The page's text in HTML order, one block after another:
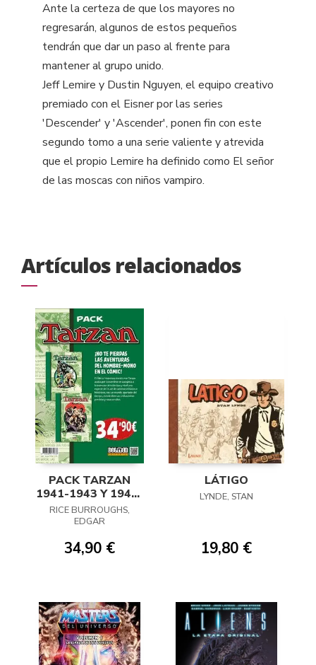
Ante la certeza de que los mayores no
regresarán, algunos de estos pequeños
tendrán que dar un paso al frente para
mantener al grupo unido.
Jeff Lemire y Dustin Nguyen, el equipo creativo
premiado con el Eisner por las series
'Descender' y 'Ascender', ponen fin con este
segundo tomo a una serie valiente y atrevida
que el propio Lemire ha definido como El señor
de las moscas con niños vampiro.
Artículos relacionados
PACK TARZAN
1941-1943 Y 1943-
1945
RICE BURROUGHS,
EDGAR
34,90 €
LÁTIGO
LYNDE, STAN
19,80 €